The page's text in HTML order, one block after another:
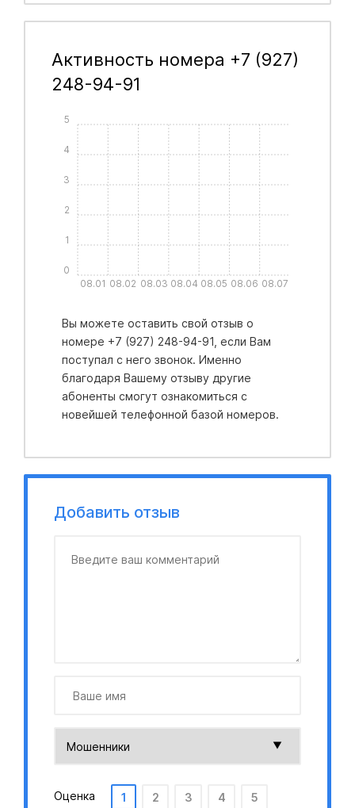
Активность номера +7 (927)
248-94-91
08.01 08.02 08.03 08.04 08.05 08.06 08.07
0
1
2
3
4
5
Вы можете оставить свой отзыв о
номере +7 (927) 248-94-91, если Вам
поступал с него звонок. Именно
благодаря Вашему отзыву другие
абоненты смогут ознакомиться с
новейшей телефонной базой номеров.
Добавить отзыв
Оценка 1 2 3 4 5